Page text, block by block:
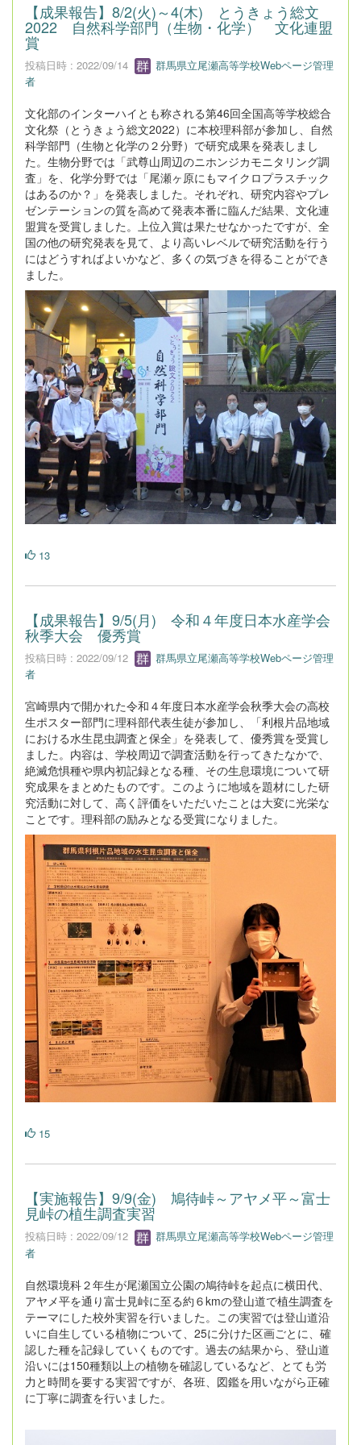
【成果報告】8/2(火)～4(木) とうきょう総文
2022 自然科学部門（生物・化学） 文化連盟
賞
投稿日時 : 2022/09/14
群馬県立尾瀬高等学校Webページ管理
者
文化部のインターハイとも称される第46回全国高等学校総合
文化祭（とうきょう総文2022）に本校理科部が参加し、自然
科学部門（生物と化学の２分野）で研究成果を発表しまし
た。生物分野では「武尊山周辺のニホンジカモニタリング調
査」を、化学分野では「尾瀬ヶ原にもマイクロプラスチック
はあるのか？」を発表しました。それぞれ、研究内容やプレ
ゼンテーションの質を高めて発表本番に臨んだ結果、文化連
盟賞を受賞しました。上位入賞は果たせなかったですが、全
国の他の研究発表を見て、より高いレベルで研究活動を行う
にはどうすればよいかなど、多くの気づきを得ることができ
ました。
13
【成果報告】9/5(月) 令和４年度日本水産学会
秋季大会 優秀賞
投稿日時 : 2022/09/12
群馬県立尾瀬高等学校Webページ管理
者
宮崎県内で開かれた令和４年度日本水産学会秋季大会の高校
生ポスター部門に理科部代表生徒が参加し、「利根片品地域
における水生昆虫調査と保全」を発表して、優秀賞を受賞し
ました。内容は、学校周辺で調査活動を行ってきたなかで、
絶滅危惧種や県内初記録となる種、その生息環境について研
究成果をまとめたものです。このように地域を題材にした研
究活動に対して、高く評価をいただいたことは大変に光栄な
ことです。理科部の励みとなる受賞になりました。
15
【実施報告】9/9(金) 鳩待峠～アヤメ平～富士
見峠の植生調査実習
投稿日時 : 2022/09/12
群馬県立尾瀬高等学校Webページ管理
者
自然環境科２年生が尾瀬国立公園の鳩待峠を起点に横田代、
アヤメ平を通り富士見峠に至る約６kmの登山道で植生調査を
テーマにした校外実習を行いました。この実習では登山道沿
いに自生している植物について、25に分けた区画ごとに、確
認した種を記録していくものです。過去の結果から、登山道
沿いには150種類以上の植物を確認しているなど、とても労
力と時間を要する実習ですが、各班、図鑑を用いながら正確
に丁寧に調査を行いました。